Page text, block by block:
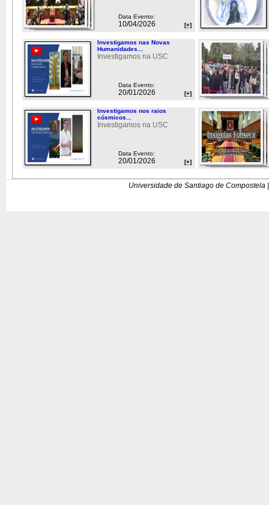
Data Evento:
10/04/2026 [+]
Investigamos nas Novas
Humanidades...
Investigamos na USC
Data Evento:
20/01/2026 [+]
Investigamos nos raios
cósmicos...
Investigamos na USC
Data Evento:
20/01/2026 [+]
Universidade de Santiago de